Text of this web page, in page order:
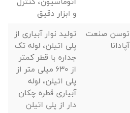
و ابزار دقیق
توسن صنعت
آپادانا
تولید نوار آبیاری از
پلی اتیلن، لوله تک
جداره با قطر کمتر
از 630 میلی متر از
پلی اتیلن، لوله
آبیاری قطره چکان
دار از پلی اتیلن